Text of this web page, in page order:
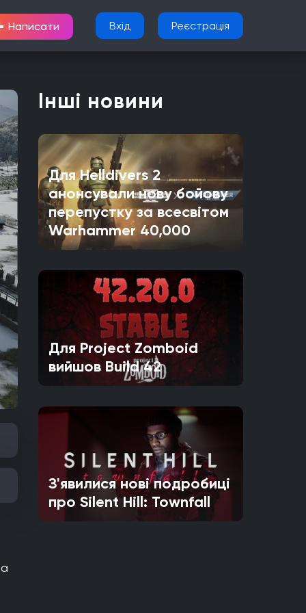
Написати Вхід Реєстрація
Інші новини
Для Helldivers 2
анонсували нову бойову
перепустку за всесвітом
Warhammer 40,000
Для Project Zomboid
вийшов Build 42
З'явилися нові подробиці
про Silent Hill: Townfall